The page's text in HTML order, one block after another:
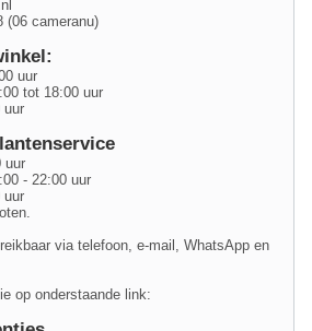
(06 cameranu)
uur
tot 18:00 uur
uur
uur
- 22:00 uur
uur
via telefoon, e-mail, WhatsApp en
op onderstaande link: